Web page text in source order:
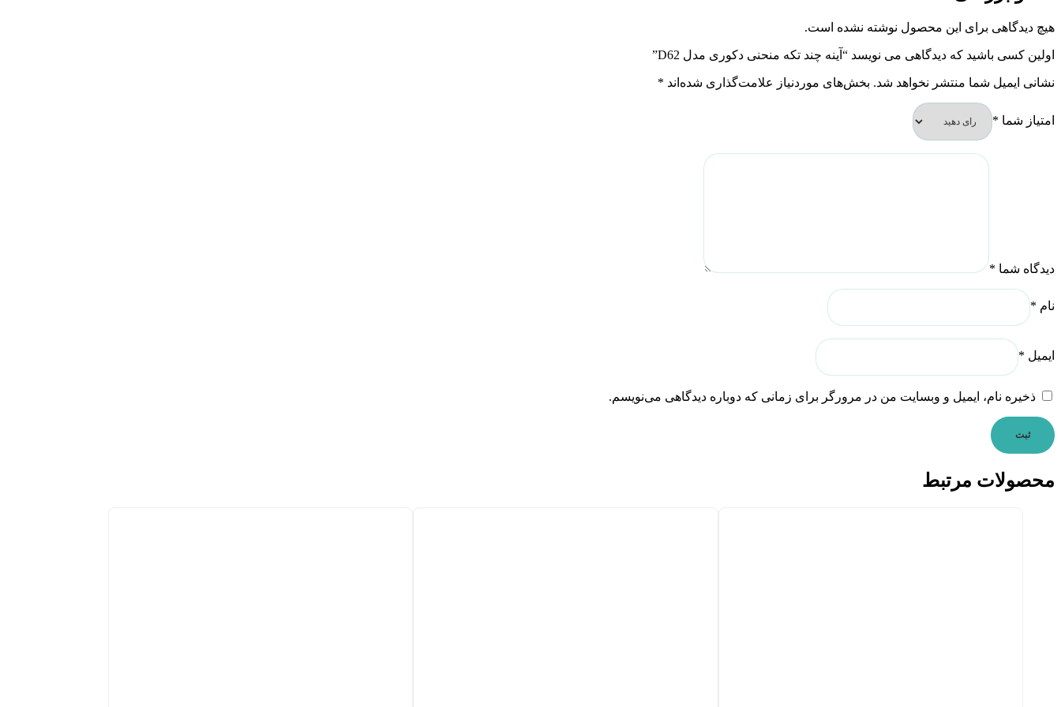
هیچ دیدگاهی برای این محصول نوشته نشده است.
اولین کسی باشید که دیدگاهی می نویسد “آینه چند تکه منحنی دکوری مدل D62”
نشانی ایمیل شما منتشر نخواهد شد. بخش‌های موردنیاز علامت‌گذاری شده‌اند *
امتیاز شما *
دیدگاه شما *
نام *
ایمیل *
ذخیره نام، ایمیل و وبسایت من در مرورگر برای زمانی که دوباره دیدگاهی می‌نویسم.
محصولات مرتبط